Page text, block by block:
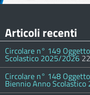
Articoli recenti
Circolare n° 149
Scolastico 2025/2026
Circolare n° 148
Biennio Anno